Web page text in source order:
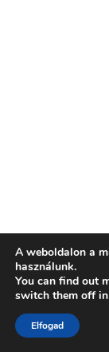
A weboldalon a
használunk.
You can find out
switch them off in
Elfogad